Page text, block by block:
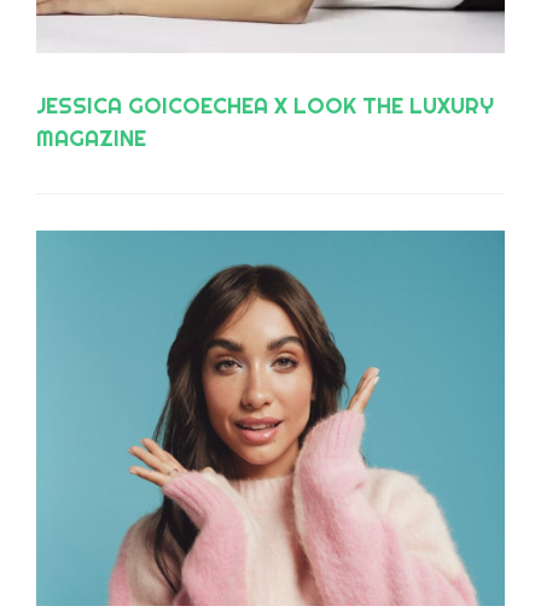
JESSICA GOICOECHEA X LOOK THE LUXURY
MAGAZINE